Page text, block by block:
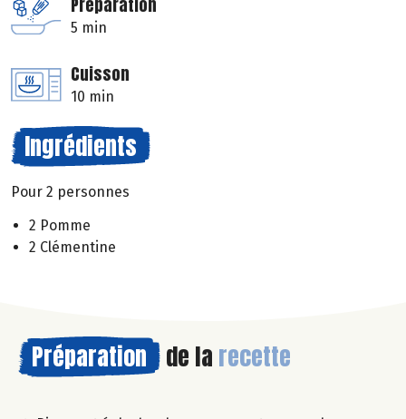
Préparation
5 min
Cuisson
10 min
Ingrédients
Pour 2 personnes
2 Pomme
2 Clémentine
Préparation de la recette